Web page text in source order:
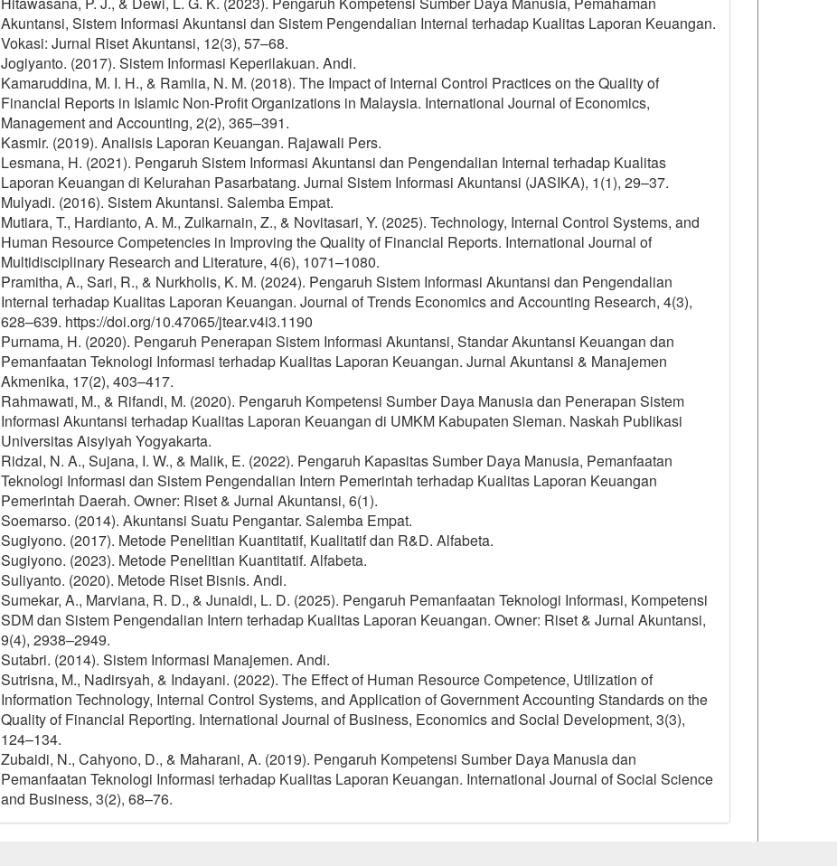
Akuntansi, Sistem Informasi Akuntansi dan Sistem Pengendalian Internal terhadap Kualitas Laporan Keuangan.
Vokasi: Jurnal Riset Akuntansi, 12(3), 57–68.
Jogiyanto. (2017). Sistem Informasi Keperilakuan. Andi.
Kamaruddina, M. I. H., & Ramlia, N. M. (2018). The Impact of Internal Control Practices on the Quality of
Financial Reports in Islamic Non-Profit Organizations in Malaysia. International Journal of Economics,
Management and Accounting, 2(2), 365–391.
Kasmir. (2019). Analisis Laporan Keuangan. Rajawali Pers.
Lesmana, H. (2021). Pengaruh Sistem Informasi Akuntansi dan Pengendalian Internal terhadap Kualitas
Laporan Keuangan di Kelurahan Pasarbatang. Jurnal Sistem Informasi Akuntansi (JASIKA), 1(1), 29–37.
Mulyadi. (2016). Sistem Akuntansi. Salemba Empat.
Mutiara, T., Hardianto, A. M., Zulkarnain, Z., & Novitasari, Y. (2025). Technology, Internal Control Systems, and
Human Resource Competencies in Improving the Quality of Financial Reports. International Journal of
Multidisciplinary Research and Literature, 4(6), 1071–1080.
Pramitha, A., Sari, R., & Nurkholis, K. M. (2024). Pengaruh Sistem Informasi Akuntansi dan Pengendalian
Internal terhadap Kualitas Laporan Keuangan. Journal of Trends Economics and Accounting Research, 4(3),
628–639. https://doi.org/10.47065/jtear.v4i3.1190
Purnama, H. (2020). Pengaruh Penerapan Sistem Informasi Akuntansi, Standar Akuntansi Keuangan dan
Pemanfaatan Teknologi Informasi terhadap Kualitas Laporan Keuangan. Jurnal Akuntansi & Manajemen
Akmenika, 17(2), 403–417.
Rahmawati, M., & Rifandi, M. (2020). Pengaruh Kompetensi Sumber Daya Manusia dan Penerapan Sistem
Informasi Akuntansi terhadap Kualitas Laporan Keuangan di UMKM Kabupaten Sleman. Naskah Publikasi
Universitas Aisyiyah Yogyakarta.
Ridzal, N. A., Sujana, I. W., & Malik, E. (2022). Pengaruh Kapasitas Sumber Daya Manusia, Pemanfaatan
Teknologi Informasi dan Sistem Pengendalian Intern Pemerintah terhadap Kualitas Laporan Keuangan
Pemerintah Daerah. Owner: Riset & Jurnal Akuntansi, 6(1).
Soemarso. (2014). Akuntansi Suatu Pengantar. Salemba Empat.
Sugiyono. (2017). Metode Penelitian Kuantitatif, Kualitatif dan R&D. Alfabeta.
Sugiyono. (2023). Metode Penelitian Kuantitatif. Alfabeta.
Suliyanto. (2020). Metode Riset Bisnis. Andi.
Sumekar, A., Marviana, R. D., & Junaidi, L. D. (2025). Pengaruh Pemanfaatan Teknologi Informasi, Kompetensi
SDM dan Sistem Pengendalian Intern terhadap Kualitas Laporan Keuangan. Owner: Riset & Jurnal Akuntansi,
9(4), 2938–2949.
Sutabri. (2014). Sistem Informasi Manajemen. Andi.
Sutrisna, M., Nadirsyah, & Indayani. (2022). The Effect of Human Resource Competence, Utilization of
Information Technology, Internal Control Systems, and Application of Government Accounting Standards on the
Quality of Financial Reporting. International Journal of Business, Economics and Social Development, 3(3),
124–134.
Zubaidi, N., Cahyono, D., & Maharani, A. (2019). Pengaruh Kompetensi Sumber Daya Manusia dan
Pemanfaatan Teknologi Informasi terhadap Kualitas Laporan Keuangan. International Journal of Social Science
and Business, 3(2), 68–76.